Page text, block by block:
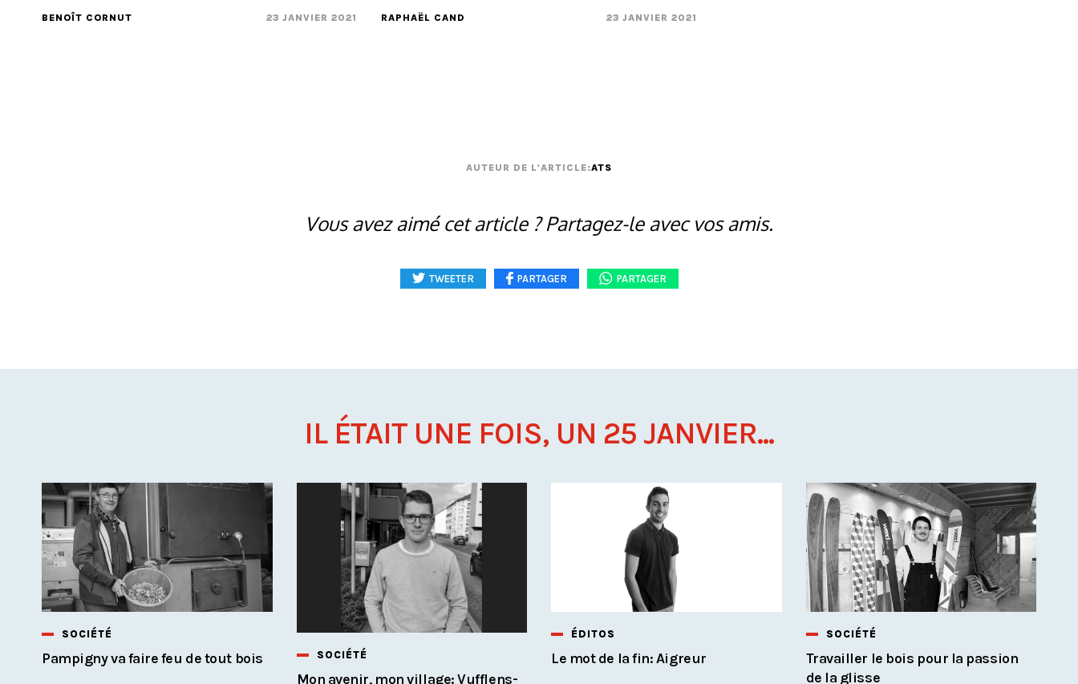
BENOÎT CORNUT 23 JANVIER 2021 RAPHAËL CAND 23 JANVIER 2021
AUTEUR DE L'ARTICLE:ATS
Vous avez aimé cet article ? Partagez-le avec vos amis.
TWEETER PARTAGER PARTAGER
IL ÉTAIT UNE FOIS, UN 25 JANVIER...
SOCIÉTÉ
Pampigny va faire feu de tout bois SOCIÉTÉ
Mon avenir, mon village: Vufflens-
ÉDITOS
Le mot de la fin: Aigreur
SOCIÉTÉ
Travailler le bois pour la passion
de la glisse